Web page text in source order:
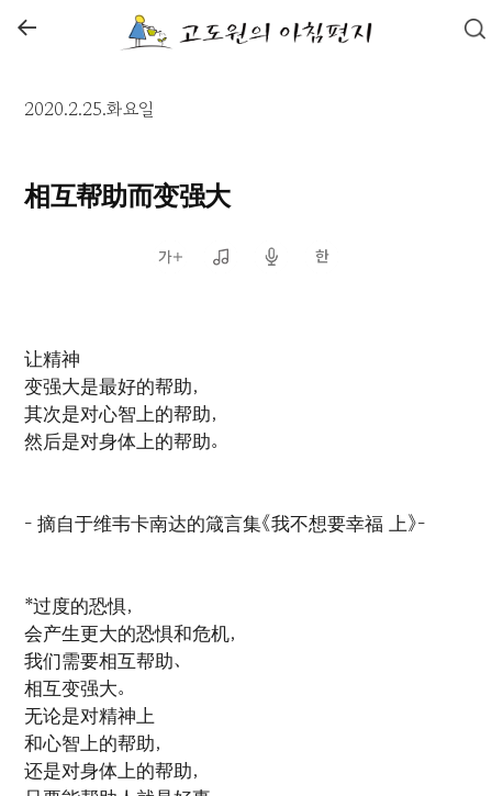
←
2020.2.25.화요일
相互帮助而变强大
让精神
变强大是最好的帮助，
其次是对心智上的帮助，
然后是对身体上的帮助。
- 摘自于维韦卡南达的箴言集《我不想要幸福 上》-
*过度的恐惧，
会产生更大的恐惧和危机，
我们需要相互帮助、
相互变强大。
无论是对精神上
和心智上的帮助，
还是对身体上的帮助，